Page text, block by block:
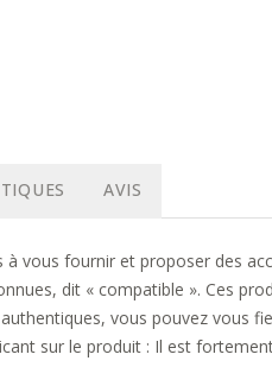
AVIS
à vous fournir et proposer des
dit « compatible ». Ces
vous pouvez vous
sur le produit : Il est